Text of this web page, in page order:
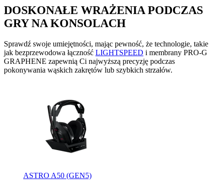
DOSKONAŁE WRAŻENIA PODCZAS
GRY NA KONSOLACH
Sprawdź swoje umiejętności, mając pewność, że technologie, takie
jak bezprzewodowa łączność LIGHTSPEED i membrany PRO-G
GRAPHENE zapewnią Ci najwyższą precyzję podczas
pokonywania wąskich zakrętów lub szybkich strzałów.
ASTRO A50 (GEN5)